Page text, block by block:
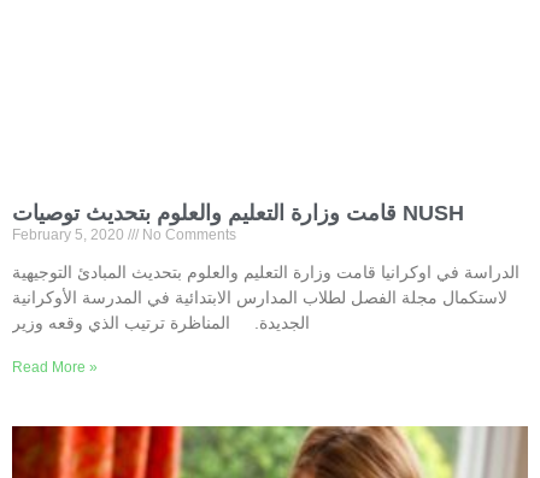
قامت وزارة التعليم والعلوم بتحديث توصيات NUSH
February 5, 2020 No Comments
الدراسة في اوكرانيا قامت وزارة التعليم والعلوم بتحديث المبادئ التوجيهية
لاستكمال مجلة الفصل لطلاب المدارس الابتدائية في المدرسة الأوكرانية
الجديدة. المناظرة ترتيب الذي وقعه وزير
Read More »